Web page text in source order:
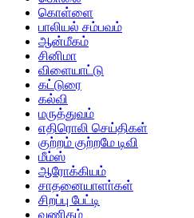
கொள்ளை
பாலியல் சம்பவம்
ஆன்மீகம்
சினிமா
விளையாட்டு
கட்டுரை
கல்வி
மருத்துவம்
எதிரொலி செய்திகள்
குற்றம் குற்றமே டிவி
மீம்ஸ்
ஆரோக்கியம்
சாதனையாளா்கள்
சிறப்பு பேட்டி
வணிகம்